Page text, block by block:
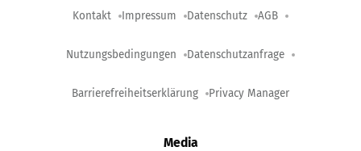
Kontakt Impressum Datenschutz AGB
Nutzungsbedingungen Datenschutzanfrage
Barrierefreiheitserklärung Privacy Manager
Media